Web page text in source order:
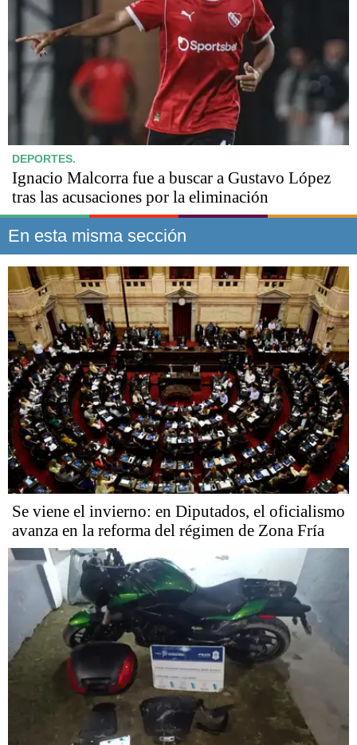
DEPORTES.
Ignacio Malcorra fue a buscar a Gustavo López
tras las acusaciones por la eliminación
En esta misma sección
Se viene el invierno: en Diputados, el oficialismo
avanza en la reforma del régimen de Zona Fría